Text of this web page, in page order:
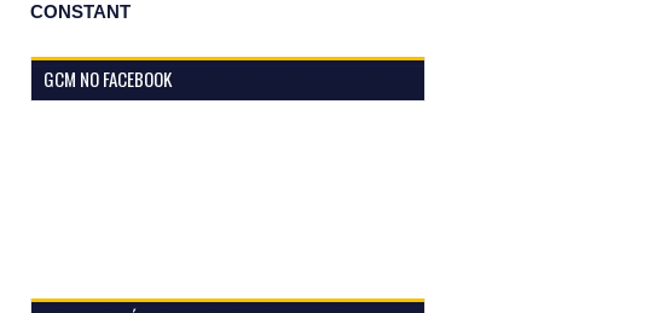
CONSTANT
GCM NO FACEBOOK